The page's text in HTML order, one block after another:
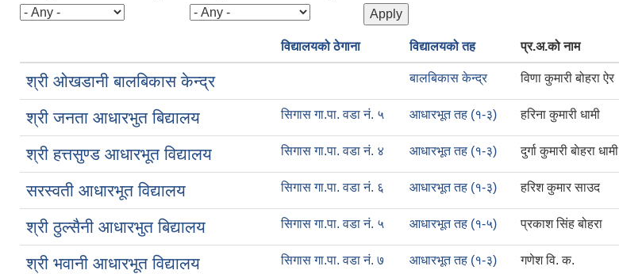
विद्यालयको ठेगाना विद्यालयको तह प्र.अ.को नाम
श्री ओखडानी बालबिकास केन्द्र बालबिकास केन्द्र विणा कुमारी बोहरा ऐर
श्री जनता आधारभुत बिद्यालय सिगास गा.पा. वडा नं. ५ आधारभूत तह (१-३) हरिना कुमारी धामी
श्री हत्तसुण्ड आधारभूत विद्यालय सिगास गा.पा. वडा नं. ४ आधारभूत तह (१-३) दुर्गा कुमारी बाेहरा धामी
सरस्वती आधारभूत विद्यालय सिगास गा.पा. वडा नं. ६ आधारभूत तह (१-३) हरिश कुमार साउद
श्री ठुल्सैनी आधारभुत बिद्यालय सिगास गा.पा. वडा नं. ५ आधारभूत तह (१-५) प्रकाश सिंह बोहरा
श्री भवानी आधारभूत विद्यालय सिगास गा.पा. वडा नं. ७ आधारभूत तह (१-३) गणेश वि. क.